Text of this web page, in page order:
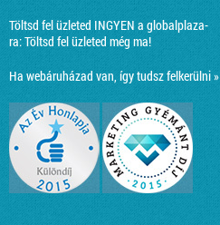
Töltsd fel üzleted INGYEN a globalplaza-
ra:Töltsd fel üzleted még ma!
Ha webáruházad van, így tudsz felkerülni »